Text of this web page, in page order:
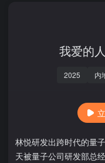
我爱的
2025 内
林悦研发出跨时代的量
天被量子公司研发部总